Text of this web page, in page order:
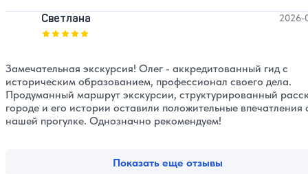
Светлана
Оценка, количество звезд:
2026-
Замечательная экскурсия! Олег - аккредитованный гид с
историческим образованием, профессионал своего дела.
Продуманный маршрут экскурсии, структурированный
городе и его истории оставили положительные впечатления
нашей прогулке. Однозначно рекомендуем!
Показать еще отзывы